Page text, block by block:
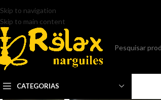
Skip to navigation
Skip to main content
CATEGORIAS